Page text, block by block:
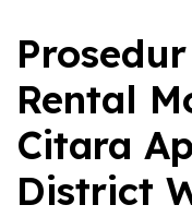
Rental
Citara
District